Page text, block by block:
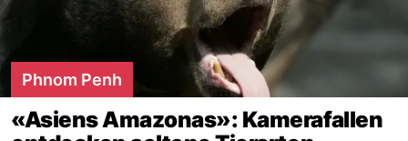
Phnom Penh
«Asiens Amazonas»: Kamerafallen